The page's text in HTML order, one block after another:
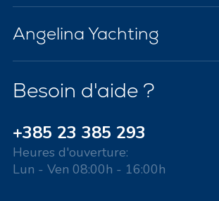
Angelina Yachting
Besoin d'aide ?
+385 23 385 293
Heures d'ouverture:
Lun - Ven 08:00h - 16:00h